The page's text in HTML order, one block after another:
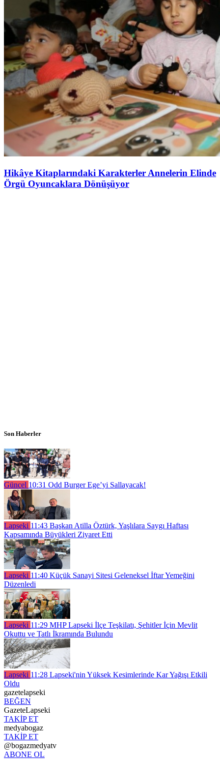
Hikâye Kitaplarındaki Karakterler Annelerin Elinde
Örgü Oyuncaklara Dönüşüyor
Son Haberler
Güncel 10:31 Odd Burger Ege’yi Sallayacak!
Lapseki 11:43 Başkan Atilla Öztürk, Yaşlılara Saygı Haftası
Kapsamında Büyükleri Ziyaret Etti
Lapseki 11:40 Küçük Sanayi Sitesi Geleneksel İftar Yemeğini
Düzenledi
Lapseki 11:29 MHP Lapseki İlçe Teşkilatı, Şehitler İçin Mevlit
Okuttu ve Tatlı İkramında Bulundu
Lapseki 11:28 Lapseki'nin Yüksek Kesimlerinde Kar Yağışı Etkili
Oldu
gazetelapseki
BEĞEN
GazeteLapseki
TAKİP ET
medyabogaz
TAKİP ET
@bogazmedyatv
ABONE OL